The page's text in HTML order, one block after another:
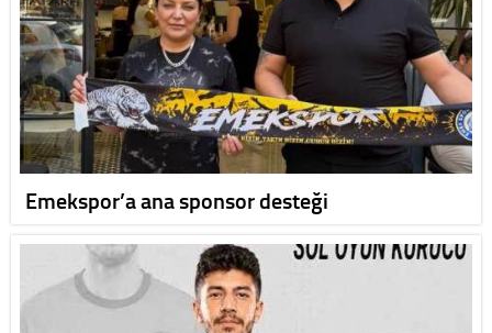
Emekspor’a ana sponsor desteği